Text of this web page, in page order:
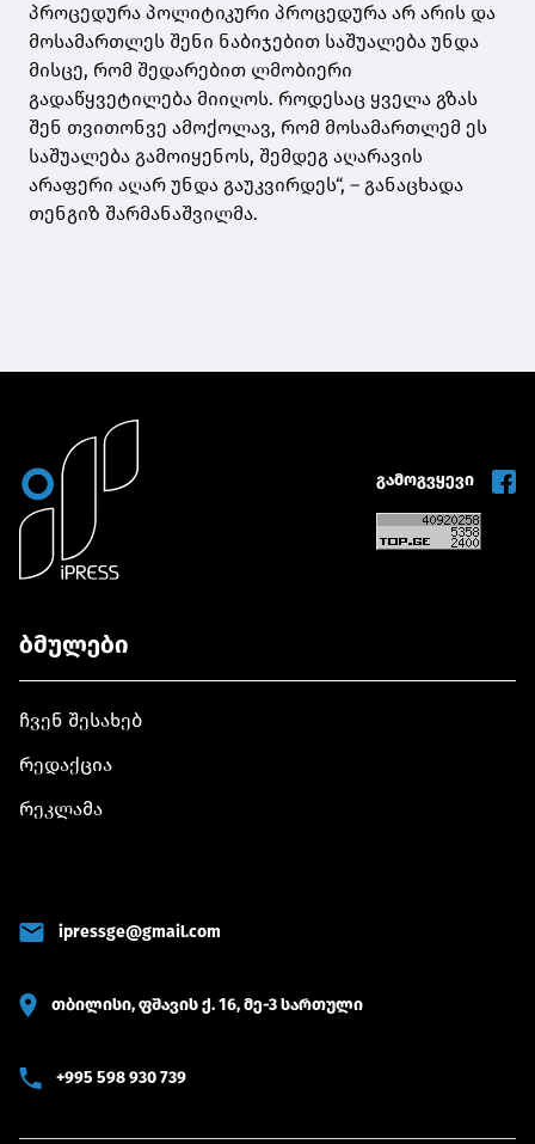
პროცედურა პოლიტიკური პროცედურა არ არის და
მოსამართლეს შენი ნაბიჯებით საშუალება უნდა
მისცე, რომ შედარებით ლმობიერი
გადაწყვეტილება მიიღოს. როდესაც ყველა გზას
შენ თვითონვე ამოქოლავ, რომ მოსამართლემ ეს
საშუალება გამოიყენოს, შემდეგ აღარავის
არაფერი აღარ უნდა გაუკვირდეს“, – განაცხადა
თენგიზ შარმანაშვილმა.
გამოგვყევი
ბმულები
ჩვენ შესახებ
რედაქცია
რეკლამა
ipressge@gmail.com
თბილისი, ფშავის ქ. 16, მე-3 სართული
+995 598 930 739